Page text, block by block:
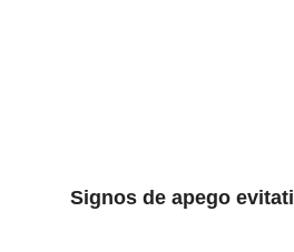
Signos de apego